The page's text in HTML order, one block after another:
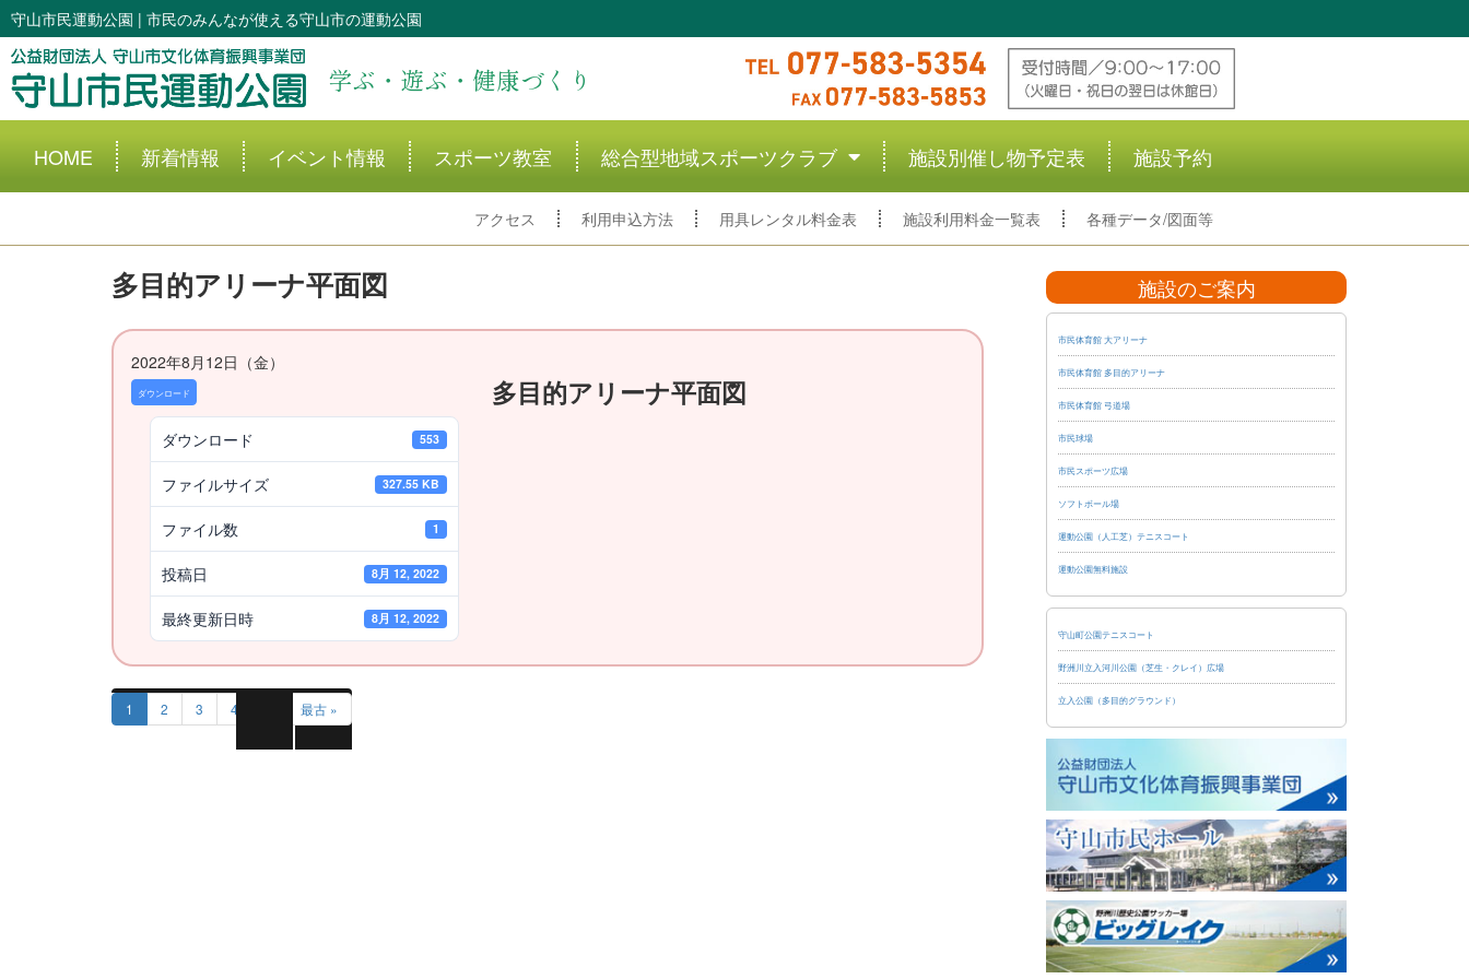
守山市民運動公園 | 市民のみんなが使える守山市の運動公園
学ぶ・遊ぶ・健康づくり
HOME 新着情報 イベント情報 スポーツ教室 総合型地域スポーツクラブ 施設別催し物予定表 施設予約
アクセス 利用申込方法 用具レンタル料金表 施設利用料金一覧表 各種データ/図面等
多目的アリーナ平面図
2022年8月12日（金）
ダウンロード
ダウンロード 553
ファイルサイズ 327.55 KB
ファイル数 1
投稿日 8月 12, 2022
最終更新日時 8月 12, 2022
多目的アリーナ平面図
1 2 3 4 最古 »
施設のご案内
市民体育館 大アリーナ
市民体育館 多目的アリーナ
市民体育館 弓道場
市民球場
市民スポーツ広場
ソフトボール場
運動公園（人工芝）テニスコート
運動公園無料施設
守山町公園テニスコート
野洲川立入河川公園（芝生・クレイ）広場
立入公園（多目的グラウンド）